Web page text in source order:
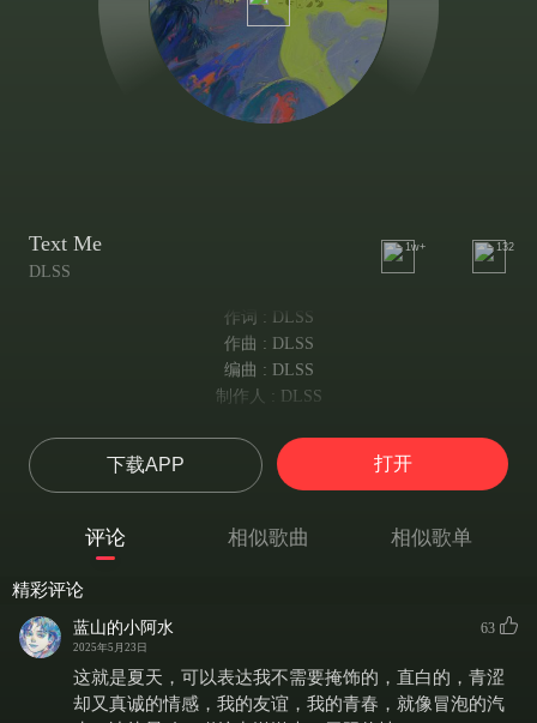
Text Me
DLSS
1w+ 132
作词 : DLSS
作曲 : DLSS
编曲 : DLSS
制作人 : DLSS
你用声线拖慢了时间
I fell too fast, all alone
你未留下任何属于我的痕迹
First touch, it felt like a throne
初次的触碰如登王座
下载APP 打开
评论 相似歌曲 相似歌单
精彩评论
蓝山的小阿水
2025年5月23日
63
这就是夏天，可以表达我不需要掩饰的，直白的，青涩
却又真诚的情感，我的友谊，我的青春，就像冒泡的汽